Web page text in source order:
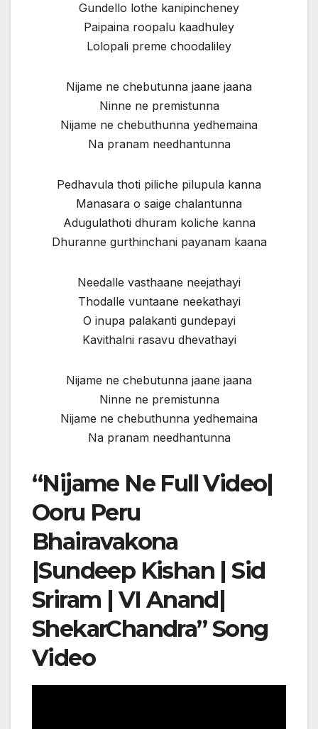
Gundello lothe kanipincheney
Paipaina roopalu kaadhuley
Lolopali preme choodaliley
Nijame ne chebutunna jaane jaana
Ninne ne premistunna
Nijame ne chebuthunna yedhemaina
Na pranam needhantunna
Pedhavula thoti piliche pilupula kanna
Manasara o saige chalantunna
Adugulathoti dhuram koliche kanna
Dhuranne gurthinchani payanam kaana
Needalle vasthaane neejathayi
Thodalle vuntaane neekathayi
O inupa palakanti gundepayi
Kavithalni rasavu dhevathayi
Nijame ne chebutunna jaane jaana
Ninne ne premistunna
Nijame ne chebuthunna yedhemaina
Na pranam needhantunna
“Nijame Ne Full Video|
Ooru Peru
Bhairavakona
|Sundeep Kishan | Sid
Sriram | VI Anand|
ShekarChandra” Song
Video